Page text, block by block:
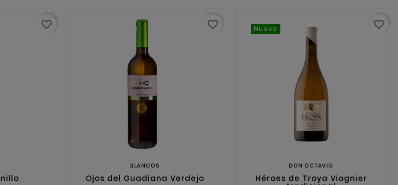
favorite_border
BLANCOS
Ojos del Guadiana Verdejo
favorite_border Nuevo
DON OCTAVIO
Héroes de Troya Viognier
favorite_border